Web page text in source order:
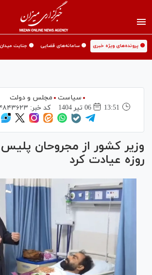
🟡 پرونده‌های ویژه خبری 🟡 سامانه‌های قضایی 🟡 جنایت
سیاست
مجلس و دولت
13:51
06 تير 1404 کد خبر:
روزه عیادت کرد